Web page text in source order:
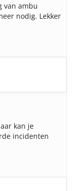
van ambu
nodig. Lekker
kan je
incidenten